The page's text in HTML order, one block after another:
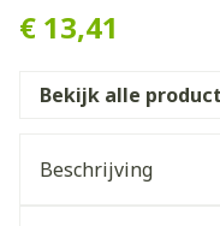
€ 13,41
Bekijk alle
Beschrijving